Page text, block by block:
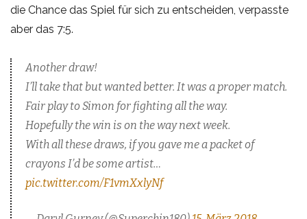
die Chance das Spiel für sich zu entscheiden, verpasste
aber das 7:5.
Another draw!
I’ll take that but wanted better. It was a proper match.
Fair play to Simon for fighting all the way.
Hopefully the win is on the way next week.
With all these draws, if you gave me a packet of
crayons I’d be some artist…
pic.twitter.com/F1vmXxlyNf